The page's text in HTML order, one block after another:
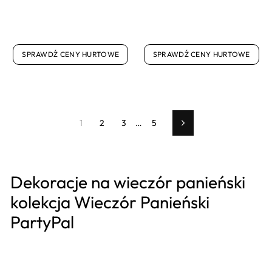
SPRAWDŹ CENY HURTOWE SPRAWDŹ CENY HURTOWE
1 2 3 … 5 Dalej
Dekoracje na wieczór panieński
kolekcja Wieczór Panieński
PartyPal